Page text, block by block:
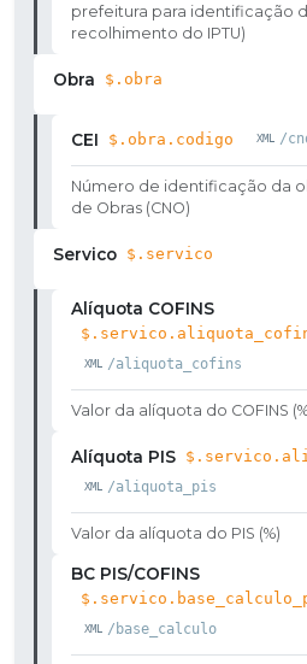
prefeitura para identificação
recolhimento do IPTU)
Obra $.obra
CEI $.obra.codigo /
Número de identificação da
de Obras (CNO)
Servico $.servico
Alíquota COFINS
/aliquota_cofins
Valor da alíquota do COFINS
Alíquota PIS
/aliquota_pis
Valor da alíquota do PIS (%)
BC PIS/COFINS
/base_calculo